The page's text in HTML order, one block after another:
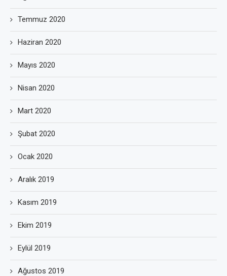
Temmuz 2020
Haziran 2020
Mayıs 2020
Nisan 2020
Mart 2020
Şubat 2020
Ocak 2020
Aralık 2019
Kasım 2019
Ekim 2019
Eylül 2019
Ağustos 2019